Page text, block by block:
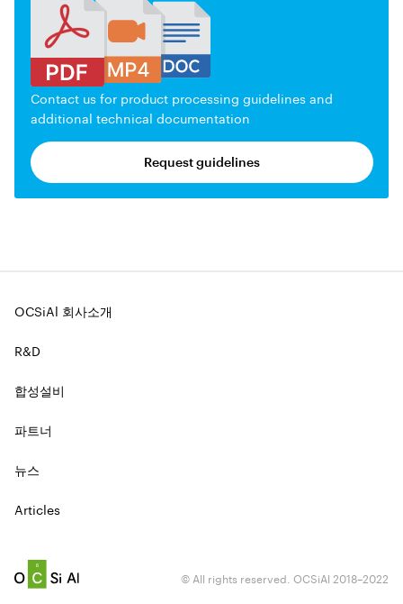
Contact us for product processing guidelines and
additional technical documentation
Request guidelines
OCSiAl 회사소개
R&D
합성설비
파트너
뉴스
Articles
© All rights reserved. OCSiAl 2018–2022